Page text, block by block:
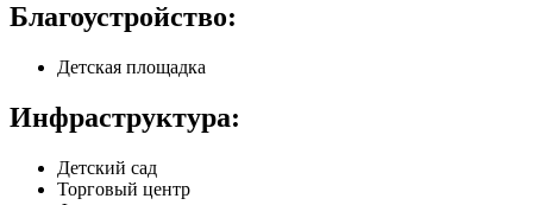
Благоустройство:
Детская площадка
Инфраструктура:
Детский сад
Торговый центр